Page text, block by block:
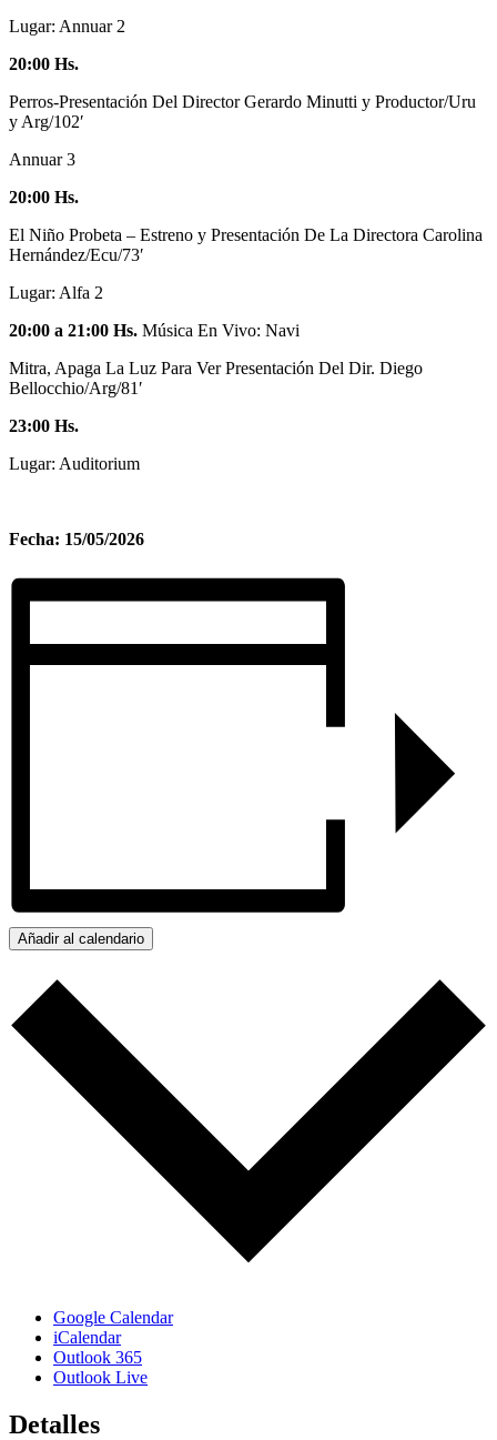
Lugar: Annuar 2
20:00 Hs.
Perros-Presentación Del Director Gerardo Minutti y Productor/Uru
y Arg/102′
Annuar 3
20:00 Hs.
El Niño Probeta – Estreno y Presentación De La Directora Carolina
Hernández/Ecu/73′
Lugar: Alfa 2
20:00 a 21:00 Hs. Música En Vivo: Navi
Mitra, Apaga La Luz Para Ver Presentación Del Dir. Diego
Bellocchio/Arg/81′
23:00 Hs.
Lugar: Auditorium
Fecha: 15/05/2026
Añadir al calendario
Google Calendar
iCalendar
Outlook 365
Outlook Live
Detalles